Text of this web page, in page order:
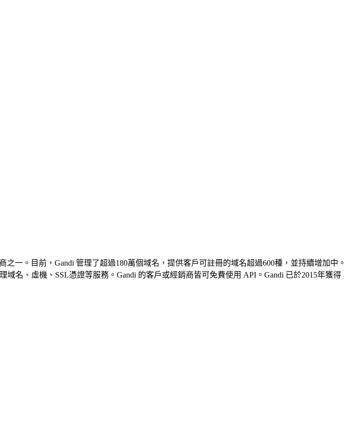
一。目前，Gandi 管理了超過180萬個域名，提供客戶可註冊的域名超過600種，並持續增加中。
名、虛機、SSL憑證等服務。Gandi 的客戶或經銷商皆可免費使用 API。Gandi 已於2015年獲得